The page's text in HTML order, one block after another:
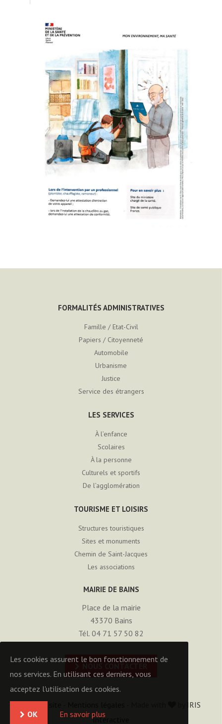
FORMALITÉS ADMINISTRATIVES
Famille / Etat-Civil
Papiers / Citoyenneté
Automobile
Urbanisme
Justice
Service des étrangers
LES SERVICES
À l’enfance
Scolaires
À la personne
Culturels et sportifs
De l’agglomération
TOURISME ET LOISIRS
Structures touristiques
Sites et monuments
Chemin de Saint-Jacques
Les associations
MAIRIE DE BAINS
Place de la mairie
43370 Bains
Tél. 04 71 57 50 82
Plan du site
IRIS
Interactive
Les cookies assurent le bon fonctionnement de
nos services. En utilisant ces derniers, vous
acceptez l'utilisation des cookies.
OK En savoir plus